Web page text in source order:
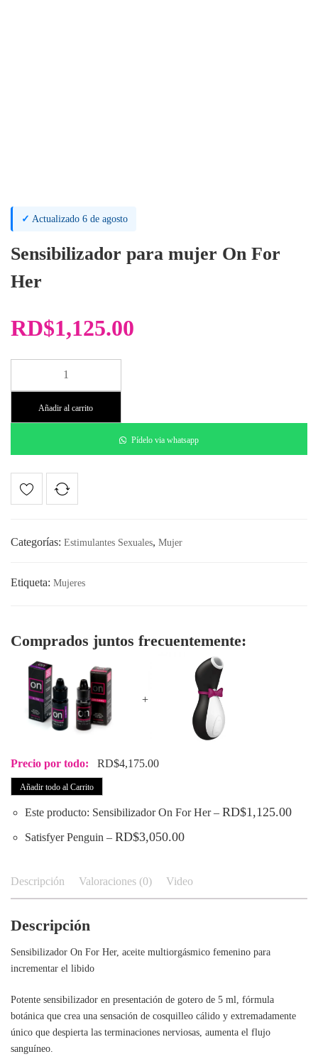
✓ Actualizado 6 de agosto
Sensibilizador para mujer On For
Her
RD$1,125.00
Añadir al carrito
Pídelo via whatsapp
Categorías: Estimulantes Sexuales, Mujer
Etiqueta: Mujeres
Comprados juntos frecuentemente:
+
Precio por todo: RD$4,175.00
Añadir todo al Carrito
Este producto: Sensibilizador On For Her– RD$1,125.00
Satisfyer Penguin – RD$3,050.00
Descripción Valoraciones (0) Video
Descripción
Sensibilizador On For Her, aceite multiorgásmico femenino para
incrementar el libido
Potente sensibilizador en presentación de gotero de 5 ml, fórmula
botánica que crea una sensación de cosquilleo cálido y extremadamente
único que despierta las terminaciones nerviosas, aumenta el flujo
sanguíneo.